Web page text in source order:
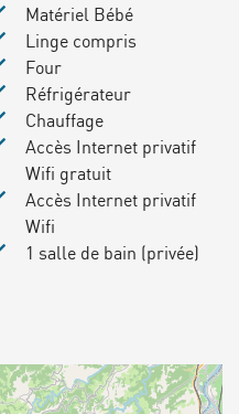
Matériel Bébé
Linge compris
Four
Réfrigérateur
Chauffage
Accès Internet privatif
Wifi gratuit
Accès Internet privatif
Wifi
1 salle de bain (privée)